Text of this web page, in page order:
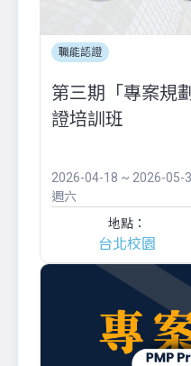
職能認證
第三期「專案規
證培訓班
2026-04-18 ~ 2026-05-
週六
地點：
台北校園